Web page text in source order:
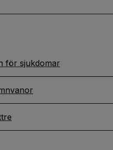
för sjukdomar